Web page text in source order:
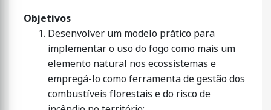
Objetivos
Desenvolver um modelo prático para
implementar o uso do fogo como mais um
elemento natural nos ecossistemas e
empregá-lo como ferramenta de gestão dos
combustíveis florestais e do risco de